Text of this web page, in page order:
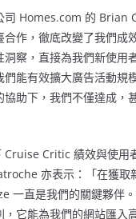
司 Homes.com 的 Brian
合作，徹底改變了我們成
洞察，直接為我們新使用
們能有效擴大廣告活動規
協助下，我們不僅達成，
Critic 績效與使用
亦表示：「在獲取
一直是我們的關鍵夥伴
，它能為我們的網站匯入